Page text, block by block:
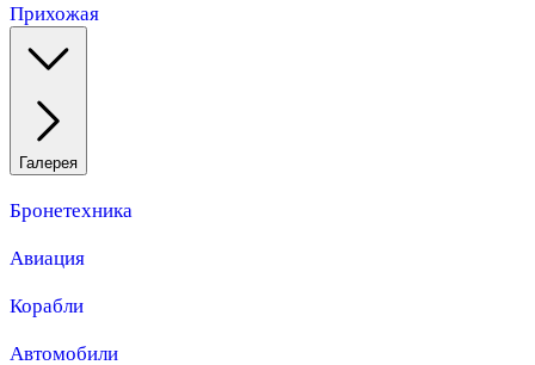
Прихожая
Галерея
Бронетехника
Авиация
Корабли
Автомобили